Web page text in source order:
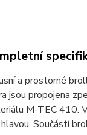
a prostorné
jsou propojena
M-TEC 410.
Součástí